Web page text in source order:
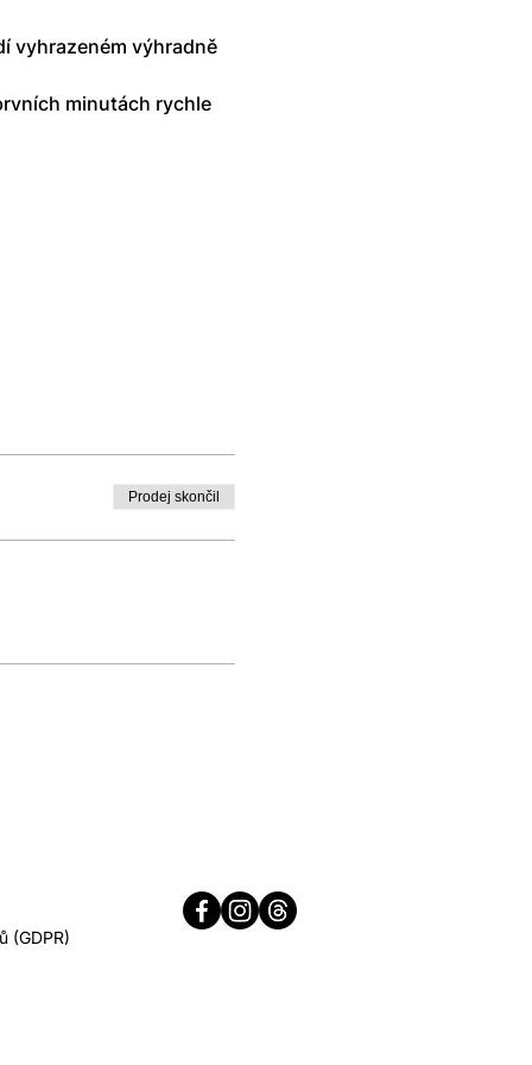
vyhrazeném výhradně
minutách rychle
Prodej skončil
(GDPR)